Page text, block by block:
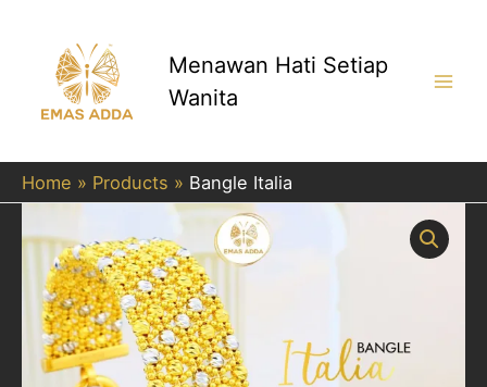
Menawan Hati Setiap
Wanita
Home Products Bangle Italia